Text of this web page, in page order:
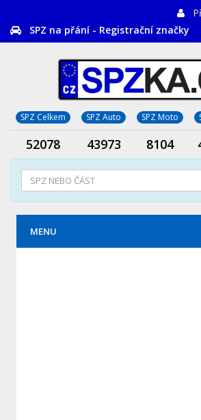
SPZ na přání - Registrační značky
SPZ Celkem SPZ Auto SPZ Moto
52078 43973 8104
MENU